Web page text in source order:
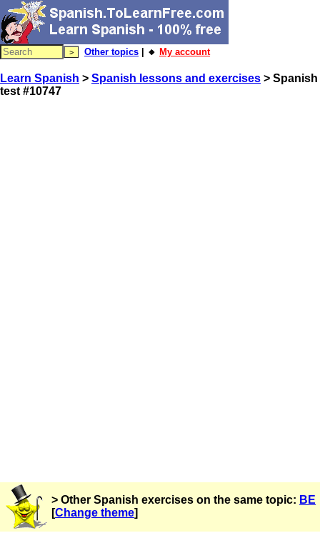
Other topics | 🔸 My account
Learn Spanish > Spanish lessons and exercises > Spanish
test #10747
> Other Spanish exercises on the same topic: BE
[Change theme]